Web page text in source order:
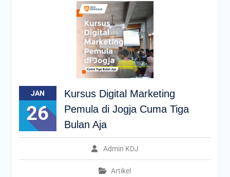
JAN
26
Kursus Digital Marketing
Pemula di Jogja Cuma Tiga
Bulan Aja
Admin KDJ
Artikel